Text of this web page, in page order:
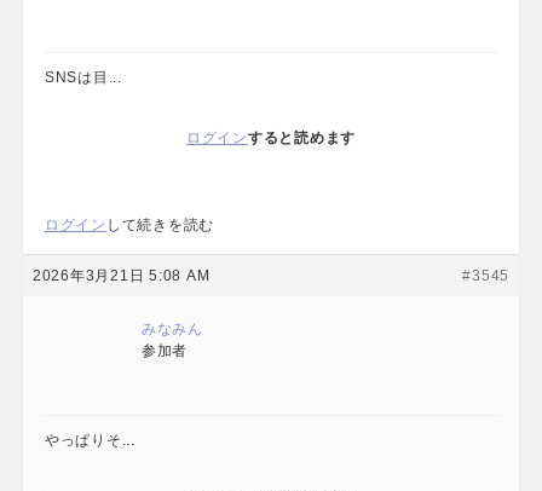
SNSは目...
ログインすると読めます
ログイン して続きを読む
2026年3月21日 5:08 AM #3545
みなみん
参加者
やっぱりそ...